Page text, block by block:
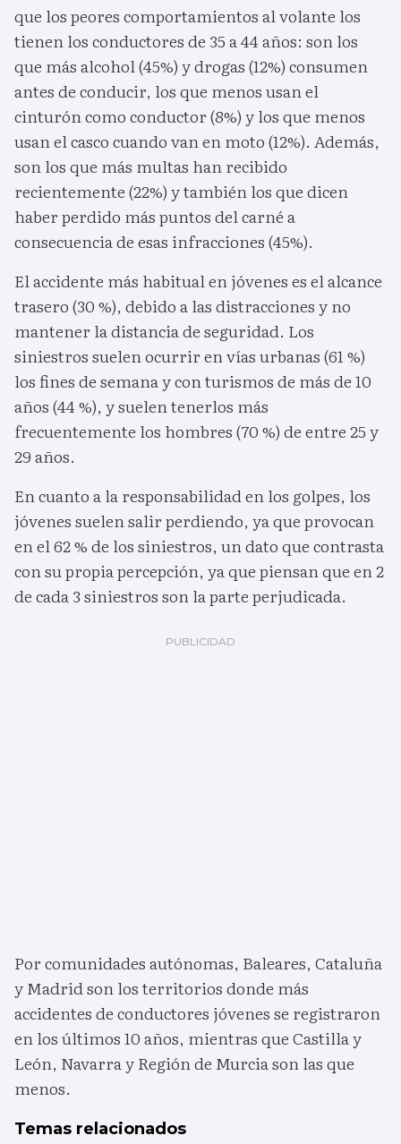
que los peores comportamientos al volante los
tienen los conductores de 35 a 44 años: son los
que más alcohol (45%) y drogas (12%) consumen
antes de conducir, los que menos usan el
cinturón como conductor (8%) y los que menos
usan el casco cuando van en moto (12%). Además,
son los que más multas han recibido
recientemente (22%) y también los que dicen
haber perdido más puntos del carné a
consecuencia de esas infracciones (45%).
El accidente más habitual en jóvenes es el alcance
trasero (30 %), debido a las distracciones y no
mantener la distancia de seguridad. Los
siniestros suelen ocurrir en vías urbanas (61 %)
los fines de semana y con turismos de más de 10
años (44 %), y suelen tenerlos más
frecuentemente los hombres (70 %) de entre 25 y
29 años.
En cuanto a la responsabilidad en los golpes, los
jóvenes suelen salir perdiendo, ya que provocan
en el 62 % de los siniestros, un dato que contrasta
con su propia percepción, ya que piensan que en 2
de cada 3 siniestros son la parte perjudicada.
Por comunidades autónomas, Baleares, Cataluña
y Madrid son los territorios donde más
accidentes de conductores jóvenes se registraron
en los últimos 10 años, mientras que Castilla y
León, Navarra y Región de Murcia son las que
menos.
Temas relacionados